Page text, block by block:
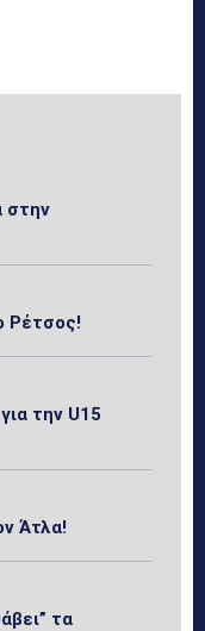
στην
Ρέτσος!
την U15
Άτλα!
τα